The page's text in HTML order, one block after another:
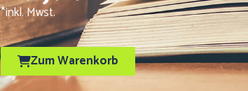
*inkl. Mwst.
Zum Warenkorb